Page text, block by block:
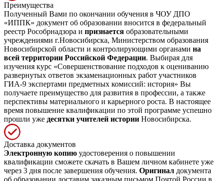
Преимущества
Полученный Вами по окончании обучения в ЧОУ ДПО
«ИППК» документ об образовании вносится в федеральный
реестр Рособрнадзора и признается образовательными
учреждениями г.Новосибирска, Министерством образования
Новосибирской области и контролирующими органами на
всей территории Российской Федерации. Выбирая для
изучения курс «Совершенствование подходов к оцениванию
развернутых ответов экзаменационных работ участников
ГИА-9 экспертами предметных комиссий: история» Вы
получаете преимущество для развития в профессии, а также
перспективы материального и карьерного роста. В настоящее
время повышение квалификации по этой программе успешно
прошли уже десятки учителей истории Новосибирска.
Доставка документов
Электронную копию удостоверения о повышении
квалификации сможете скачать в Вашем личном кабинете уже
через 3 дня после завершения обучения. Оригинал документа
об образовании доставим заказным письмом Почтой России в